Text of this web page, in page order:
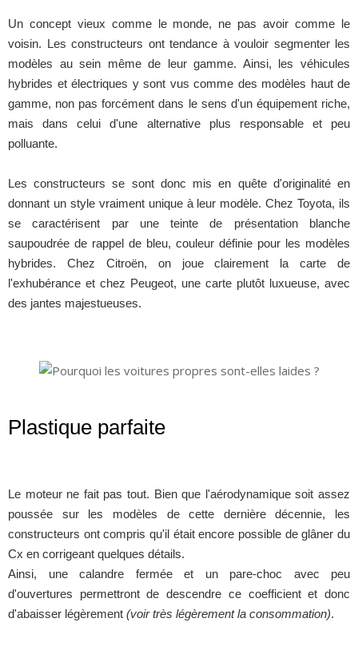
Un concept vieux comme le monde, ne pas avoir comme le
voisin. Les constructeurs ont tendance à vouloir segmenter les
modèles au sein même de leur gamme. Ainsi, les véhicules
hybrides et électriques y sont vus comme des modèles haut de
gamme, non pas forcément dans le sens d'un équipement riche,
mais dans celui d'une alternative plus responsable et peu
polluante.
Les constructeurs se sont donc mis en quête d'originalité en
donnant un style vraiment unique à leur modèle. Chez Toyota, ils
se caractérisent par une teinte de présentation blanche
saupoudrée de rappel de bleu, couleur définie pour les modèles
hybrides. Chez Citroën, on joue clairement la carte de
l'exhubérance et chez Peugeot, une carte plutôt luxueuse, avec
des jantes majestueuses.
Plastique parfaite
Le moteur ne fait pas tout. Bien que l'aérodynamique soit assez
poussée sur les modèles de cette dernière décennie, les
constructeurs ont compris qu'il était encore possible de glâner du
Cx en corrigeant quelques détails.
Ainsi, une calandre fermée et un pare-choc avec peu
d'ouvertures permettront de descendre ce coefficient et donc
d'abaisser légèrement (voir très légèrement la consommation).